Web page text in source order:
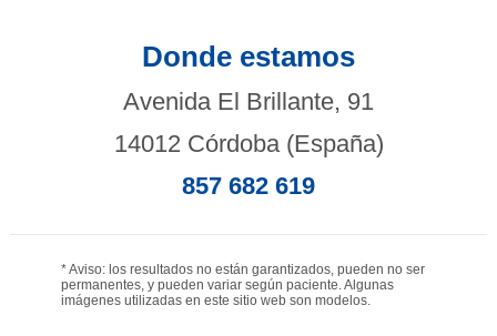
Donde estamos
Avenida El Brillante, 91
14012 Córdoba (España)
857 682 619
* Aviso: los resultados no están garantizados, pueden no ser
permanentes, y pueden variar según paciente. Algunas
imágenes utilizadas en este sitio web son modelos.